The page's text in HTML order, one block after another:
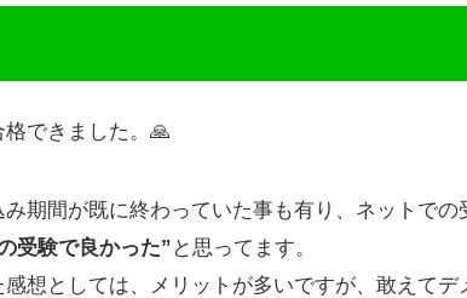
できました。🙏
期間が既に終わっていた事も有り、ネットで
受験で良かった” と思ってます。
想としては、メリットが多いですが、敢えてデ